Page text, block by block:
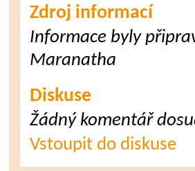
Zdroj informací
Informace byly
Maranatha
Diskuse
Žádný komentář
Vstoupit do diskuse